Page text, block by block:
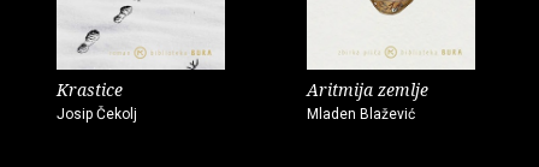
Krastice
Josip Čekolj
Aritmija zemlje
Mladen Blažević